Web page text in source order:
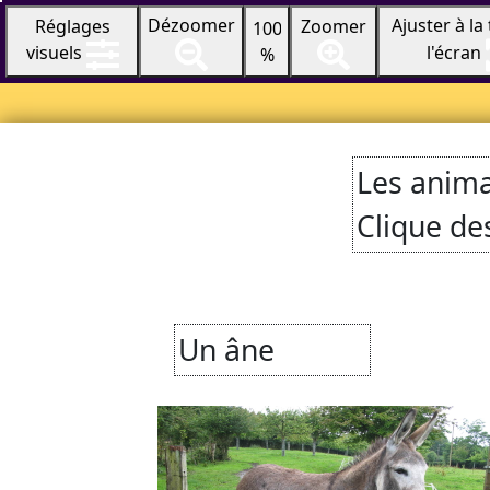
Réglages
visuels
Dézoomer
100
%
Zoomer
Ajuster à la
l'écran
Les
Clique
Un âne